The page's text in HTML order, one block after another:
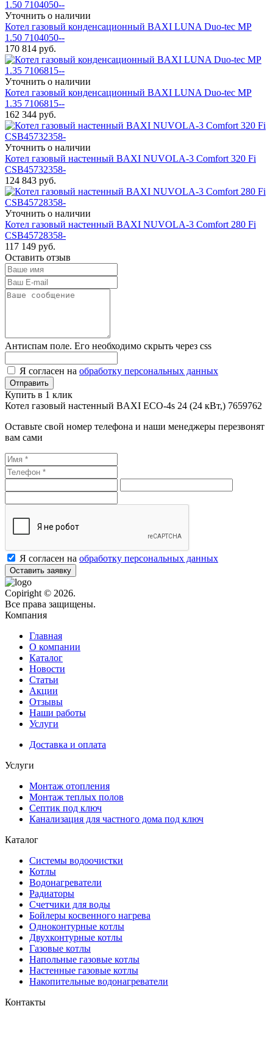
Уточнить о наличии
Котел газовый конденсационный BAXI LUNA Duo-tec MP
1.50 7104050--
170 814 руб.
Уточнить о наличии
Котел газовый конденсационный BAXI LUNA Duo-tec MP
1.35 7106815--
162 344 руб.
Уточнить о наличии
Котел газовый настенный BAXI NUVOLA-3 Comfort 320 Fi
CSB45732358-
124 843 руб.
Уточнить о наличии
Котел газовый настенный BAXI NUVOLA-3 Comfort 280 Fi
CSB45728358-
117 149 руб.
Оставить отзыв
Антиспам поле. Его необходимо скрыть через css
Я согласен на обработку персональных данных
Купить в 1 клик
Котел газовый настенный BAXI ECO-4s 24 (24 кВт,) 7659762
Оставьте свой номер телефона и наши менеджеры перезвонят
вам сами
Я согласен на обработку персональных данных
Оставить заявку
Copiright © 2026.
Все права защищены.
Компания
Главная
О компании
Каталог
Новости
Статьи
Акции
Отзывы
Наши работы
Услуги
Доставка и оплата
Услуги
Монтаж отопления
Монтаж теплых полов
Септик под ключ
Канализация для частного дома под ключ
Каталог
Системы водоочистки
Котлы
Водонагреватели
Радиаторы
Cчетчики для воды
Бойлеры косвенного нагрева
Одноконтурные котлы
Двухконтурные котлы
Газовые котлы
Напольные газовые котлы
Настенные газовые котлы
Накопительные водонагреватели
Контакты